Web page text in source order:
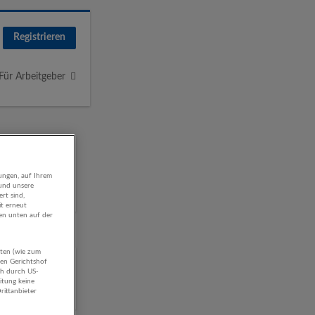
Registrieren
Für Arbeitgeber
auf Ihrem
unsere
sind,
erneut
unten auf der
(wie zum
Gerichtshof
durch US-
keine